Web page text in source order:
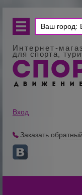
Ваш город:
Интернет-
для спорта,
Вход
Заказать